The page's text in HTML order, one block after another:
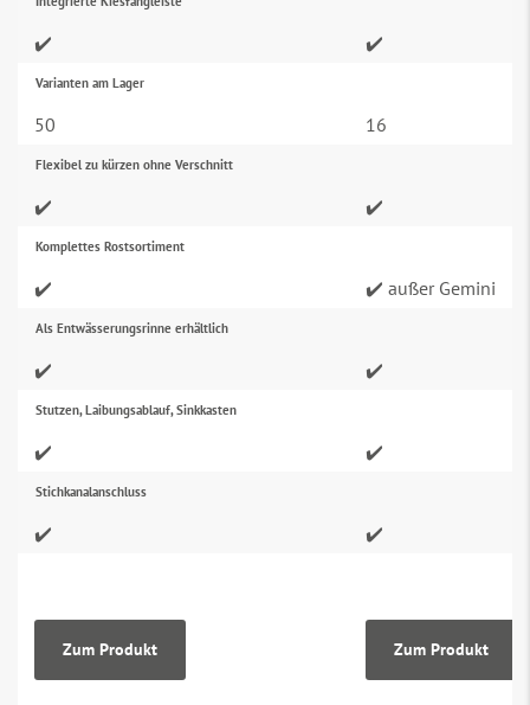
✔️ ✔️
Varianten am Lager
50 16
Flexibel zu kürzen ohne Verschnitt
✔️ ✔️
Komplettes Rostsortiment
✔️ ✔️ außer Gemini
Als Entwässerungsrinne erhältlich
✔️ ✔️
Stutzen, Laibungsablauf, Sinkkasten
✔️ ✔️
Stichkanalanschluss
✔️ ✔️
Zum Produkt Zum Produkt